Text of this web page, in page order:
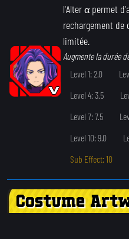
l'Alter α permet
rechargement de
limitée.
Augmente la durée
Level 1: 2.0
Level 4: 3.5
Level 7: 7.5
Level 10: 9.0
Sub Effect: 10
Costume